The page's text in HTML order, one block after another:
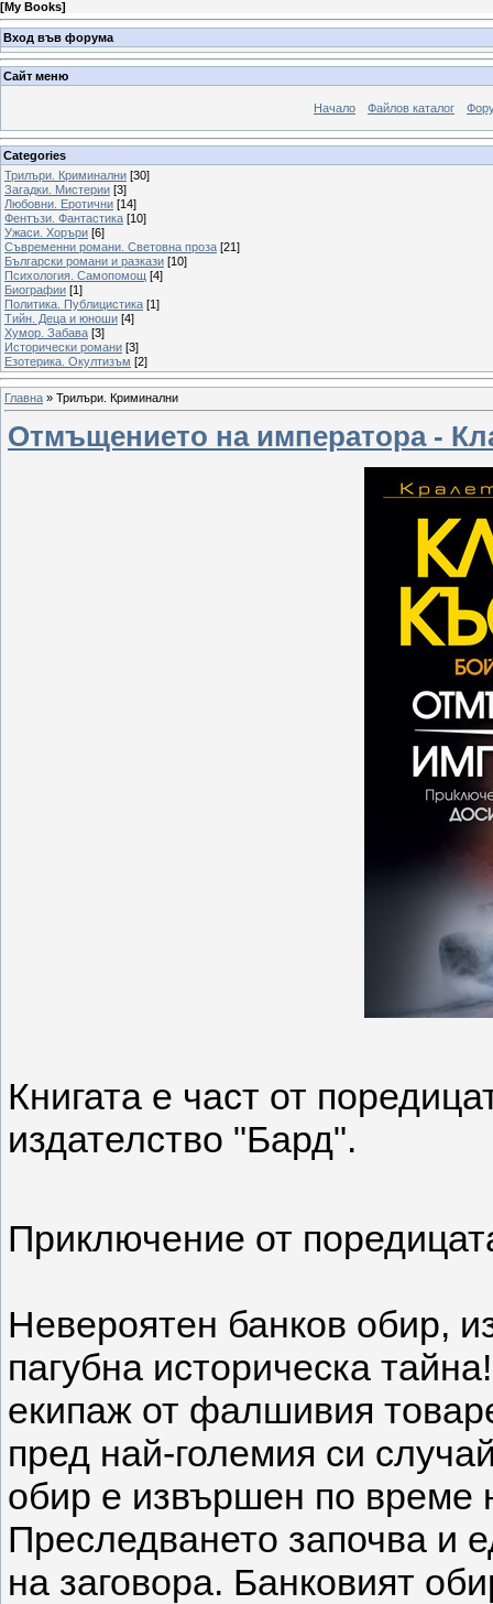
[My Books]
Вход във форума
Сайт меню
Начало Файлов каталог
Categories
Трилъри. Криминални [30]
Загадки. Мистерии [3]
Любовни. Еротични [14]
Фентъзи. Фантастика [10]
Ужаси. Хоръри [6]
Съвременни романи. Световна проза [21]
Български романи и разкази [10]
Психология. Самопомощ [4]
Биографии [1]
Политика. Публицистика [1]
Тийн. Деца и юноши [4]
Хумор. Забава [3]
Исторически романи [3]
Езотерика. Окултизъм [2]
Главна » Трилъри. Криминални
Отмъщението на императора -
Книгата е част от
издателство "Бард".
Приключение от
Невероятен банков обир,
пагубна историческа
екипаж от фалшивия
пред най-големия си
обир е извършен по време
Преследването започва и
на заговора. Банковият